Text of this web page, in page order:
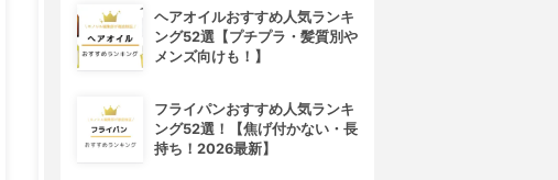
Ban(バン)
ニオイブロックロールオン
NIVEA(ニベア)
ヘアオイルおすすめ人気ランキ
ング52選【プチプラ・髪質別や
メンズ向けも！】
フライパンおすすめ人気ランキ
ング52選！【焦げ付かない・長
持ち！2026最新】